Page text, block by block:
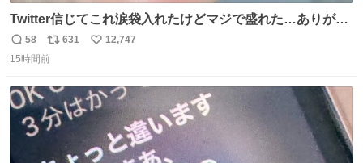
Twitter信じてこれ涙袋入れたけどマジで盛れた…ありがと
う…
返
信
58
リ
ポ
ト
数
631
い
数
12,747
15時間前